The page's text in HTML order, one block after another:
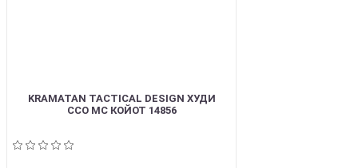
KRAMATAN TACTICAL DESIGN ХУДИ
ССО МС КОЙОТ 14856